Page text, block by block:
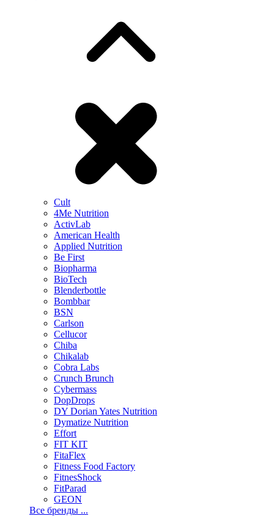
Cult
4Me Nutrition
ActivLab
American Health
Applied Nutrition
Be First
Biopharma
BioTech
Blenderbottle
Bombbar
BSN
Carlson
Cellucor
Chiba
Chikalab
Cobra Labs
Crunch Brunch
Cybermass
DopDrops
DY Dorian Yates Nutrition
Dymatize Nutrition
Effort
FIT KIT
FitaFlex
Fitness Food Factory
FitnesShock
FitParad
GEON
Все бренды ...